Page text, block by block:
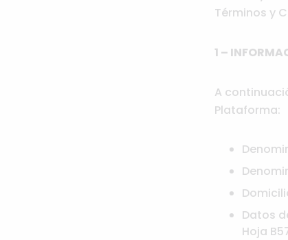
Términos y
1 –
A
Plataforma:
Datos
Hoja